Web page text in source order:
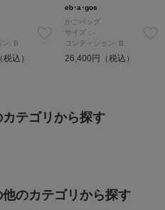
ン: B
込）
eb･a･gos
かごバッグ
サイズ：-
コンディション: B
26,400円（税込）
テゴリから探す
のカテゴリから探す